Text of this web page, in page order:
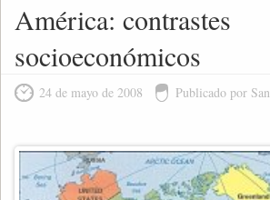
América: contrastes
socioeconómicos
24 de mayo de 2008 Publicado por